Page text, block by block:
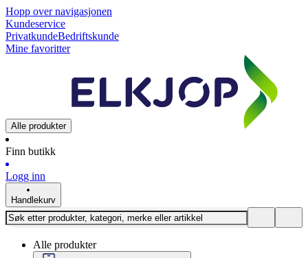
Hopp over navigasjonen
Kundeservice
PrivatkundeBedriftskunde
Mine favoritter
Alle produkter
Finn butikk
Logg inn
Handlekurv
Alle produkter